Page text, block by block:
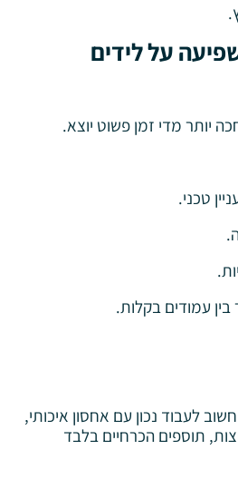
על לידים
יותר מדי זמן פשוט יוצא.
טכני.
עמודים בקלות.
לעבוד נכון עם אחסון איכותי,
תוספים הכרחיים בלבד